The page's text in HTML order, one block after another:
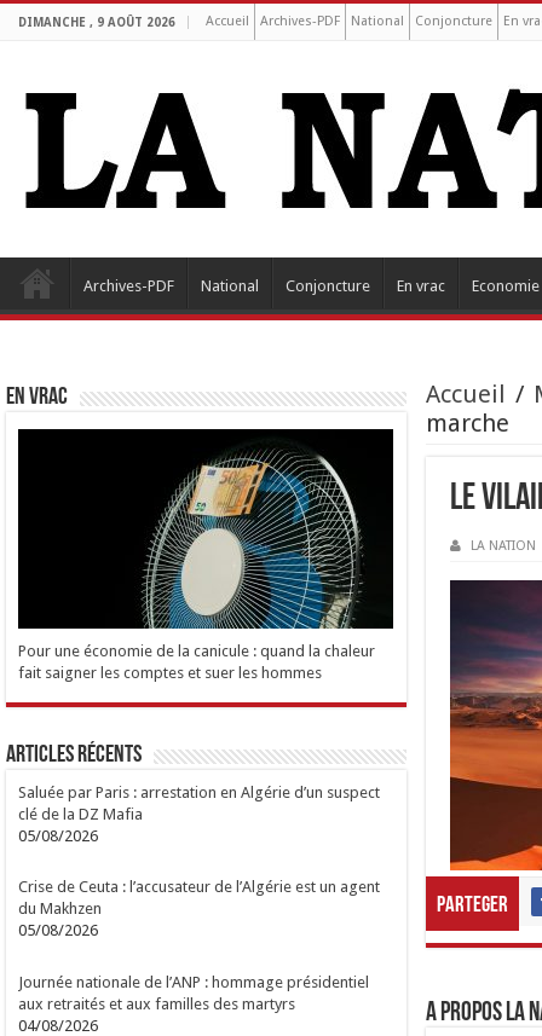
DIMANCHE , 9 AOÛT 2026 Accueil Archives-PDF National Conjoncture En
Archives-PDF National Conjoncture En vrac Economie
Accueil /
marche
Le
LA NATION
Parteger
A propos LA
EN VRAC
Pour une économie de la canicule : quand la chaleur
fait saigner les comptes et suer les hommes
Articles Récents
Saluée par Paris : arrestation en Algérie d’un suspect
clé de la DZ Mafia
05/08/2026
Crise de Ceuta : l’accusateur de l’Algérie est un agent
du Makhzen
05/08/2026
Journée nationale de l’ANP : hommage présidentiel
aux retraités et aux familles des martyrs
04/08/2026